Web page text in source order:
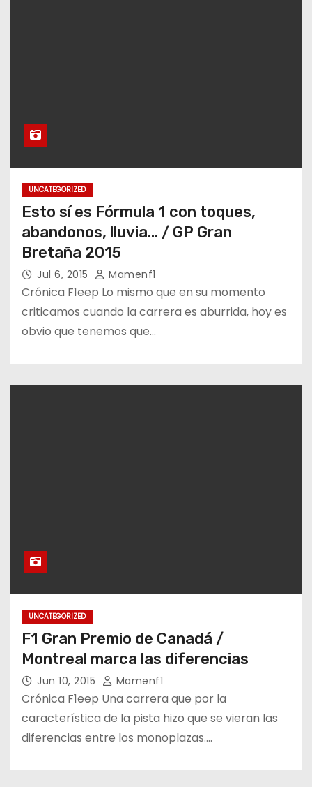
UNCATEGORIZED
Esto sí es Fórmula 1 con toques,
abandonos, lluvia… / GP Gran
Bretaña 2015
Jul 6, 2015 Mamenf1
Crónica F1eep Lo mismo que en su momento
criticamos cuando la carrera es aburrida, hoy es
obvio que tenemos que…
UNCATEGORIZED
F1 Gran Premio de Canadá /
Montreal marca las diferencias
Jun 10, 2015 Mamenf1
Crónica F1eep Una carrera que por la
característica de la pista hizo que se vieran las
diferencias entre los monoplazas.…